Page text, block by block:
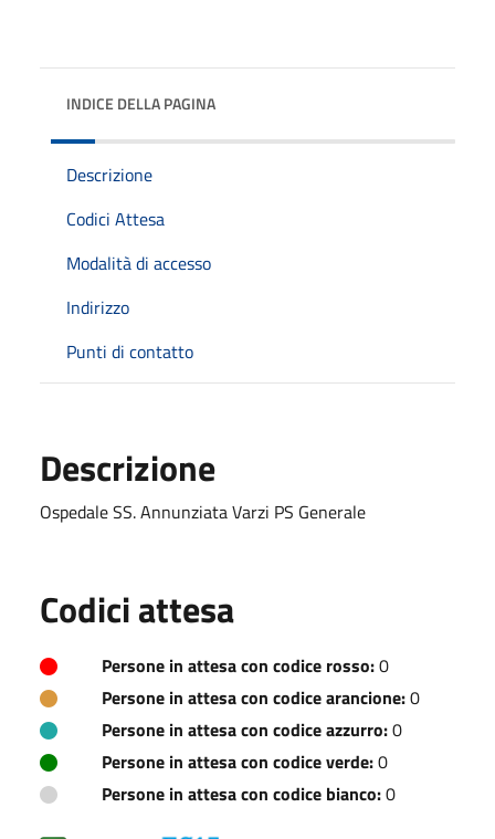
INDICE DELLA PAGINA
Descrizione
Codici Attesa
Modalità di accesso
Indirizzo
Punti di contatto
Descrizione
Ospedale SS. Annunziata Varzi PS Generale
Codici attesa
Persone in attesa con codice rosso:0
Persone in attesa con codice arancione:0
Persone in attesa con codice azzurro:0
Persone in attesa con codice verde:0
Persone in attesa con codice bianco:0